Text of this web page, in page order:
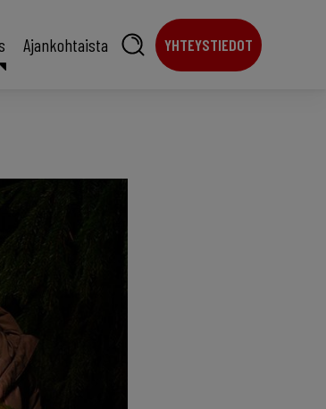
Ajankohtaista YHTEYSTIEDOT